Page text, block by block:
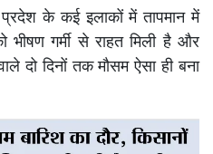
के कई इलाकों में तापमान में
भीषण गर्मी से राहत मिली है और
दो दिनों तक मौसम ऐसा ही बना